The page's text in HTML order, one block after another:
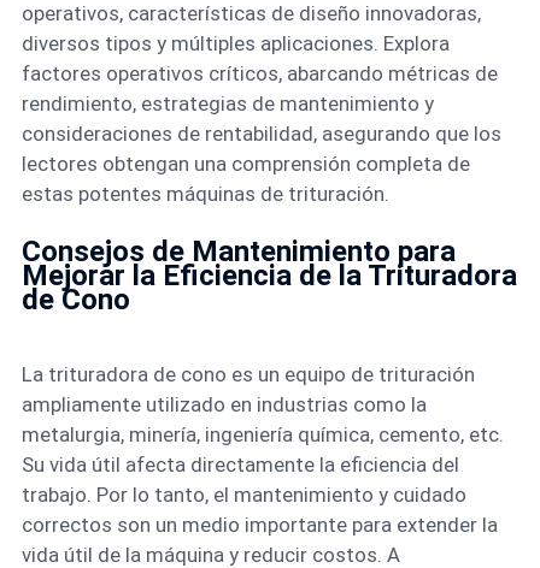
operativos, características de diseño innovadoras,
diversos tipos y múltiples aplicaciones. Explora
factores operativos críticos, abarcando métricas de
rendimiento, estrategias de mantenimiento y
consideraciones de rentabilidad, asegurando que los
lectores obtengan una comprensión completa de
estas potentes máquinas de trituración.
Consejos de Mantenimiento para
Mejorar la Eficiencia de la Trituradora
de Cono
La trituradora de cono es un equipo de trituración
ampliamente utilizado en industrias como la
metalurgia, minería, ingeniería química, cemento, etc.
Su vida útil afecta directamente la eficiencia del
trabajo. Por lo tanto, el mantenimiento y cuidado
correctos son un medio importante para extender la
vida útil de la máquina y reducir costos. A